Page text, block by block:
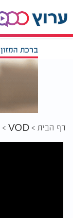
ברכת המזון
דף הבית VOD